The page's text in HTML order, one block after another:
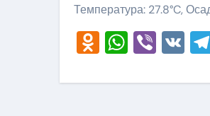
Температура: 27.8°C,
Viber